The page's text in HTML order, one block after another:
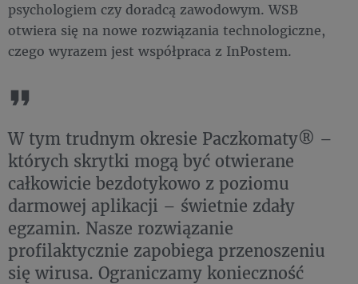
psychologiem czy doradcą zawodowym. WSB
otwiera się na nowe rozwiązania technologiczne,
czego wyrazem jest współpraca z InPostem.
W tym trudnym okresie Paczkomaty® –
których skrytki mogą być otwierane
całkowicie bezdotykowo z poziomu
darmowej aplikacji – świetnie zdały
egzamin. Nasze rozwiązanie
profilaktycznie zapobiega przenoszeniu
się wirusa. Ograniczamy konieczność